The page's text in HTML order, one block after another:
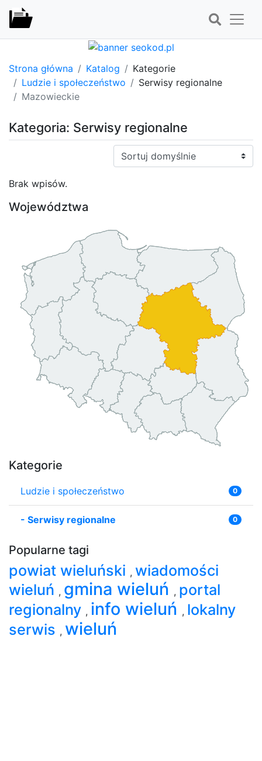
Strona główna Katalog
Kategorie
Ludzie i społeczeństwo
Serwisy regionalne
Mazowieckie
Kategoria: Serwisy regionalne
Sortuj:
Brak wpisów.
Województwa
Kategorie
Ludzie i społeczeństwo 0
- Serwisy regionalne 0
Popularne tagi
powiat wieluński , wiadomości
wieluń , gmina wieluń , portal
regionalny , info wieluń , lokalny
serwis , wieluń